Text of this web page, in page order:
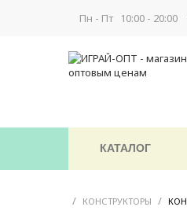
Пн - Пт 10:00 -
КАТАЛОГ
/ КОНСТРУКТОРЫ /